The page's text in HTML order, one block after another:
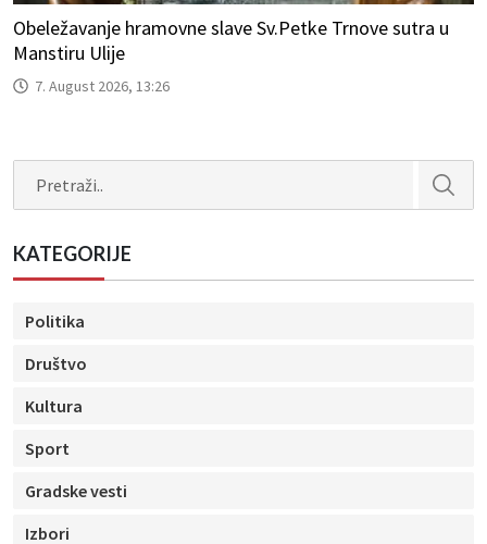
Obeležavanje hramovne slave Sv.Petke Trnove sutra u
Manstiru Ulije
7. August 2026, 13:26
KATEGORIJE
Politika
Društvo
Kultura
Sport
Gradske vesti
Izbori